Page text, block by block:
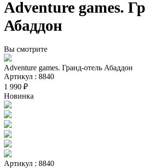
Adventure games.
Абаддон
Вы смотрите
Adventure games. Гранд-отель Абаддон
Артикул : 8840
1 990 ₽
Новинка
Артикул : 8840